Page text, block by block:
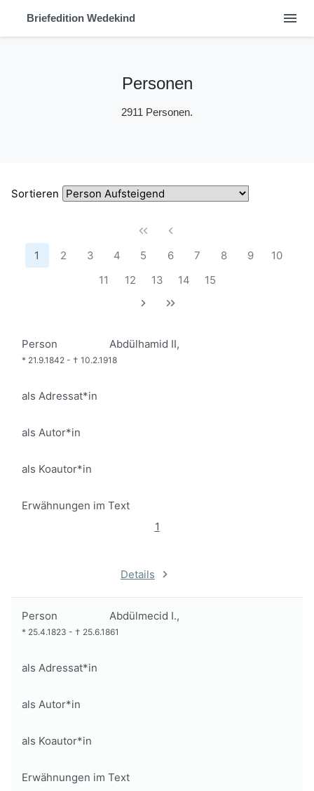
Briefedition Wedekind menu
Personen
2911 Personen.
Sortieren
1 2 3 4 5 6 7 8 9
10
11
12 13 14 15
Person Abdülhamid II,
* 21.9.1842 - † 10.2.1918
als Adressat*in
als Autor*in
als Koautor*in
Erwähnungen im Text
1
Details
Person Abdülmecid I.,
* 25.4.1823 - † 25.6.1861
als Adressat*in
als Autor*in
als Koautor*in
Erwähnungen im Text